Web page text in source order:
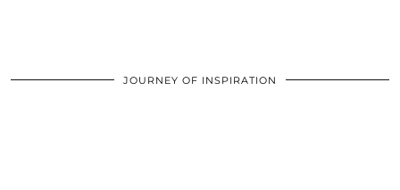
JOURNEY OF INSPIRATION